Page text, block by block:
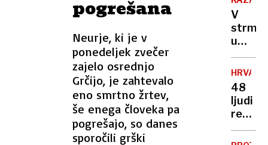
pogrešana
Neurje, ki je v
ponedeljek zvečer
zajelo osrednjo
Grčijo, je zahtevalo
eno smrtno žrtev,
še enega človeka pa
pogrešajo, so danes
sporočili grški
nov
poraz
V
umrlo
38
ljudi,
se
vse
več
48
ljudi
iz